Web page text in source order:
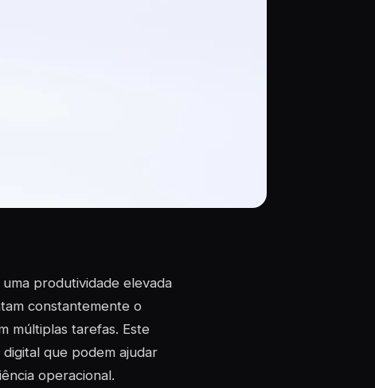
produtividade elevada
constantemente o
múltiplas tarefas. Este
que podem ajudar
operacional.